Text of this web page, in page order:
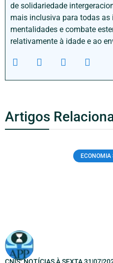
de solidariedade
mais inclusiva para todas as
mentalidades e combate
relativamente à idade e ao
Artigos
ECONOMIA
CNIS: NOTÍCIAS À SEXTA